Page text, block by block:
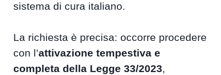
sistema di cura italiano.
La richiesta è precisa: occorre procedere
con l’attivazione tempestiva e
completa della Legge 33/2023,